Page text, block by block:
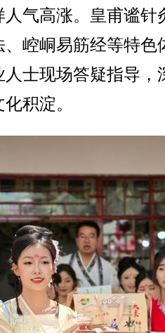
气高涨。皇甫谧针
崆峒易筋经等特色
人士现场答疑指导，
积淀。